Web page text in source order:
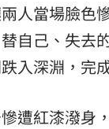
人當場臉色
自己、失去
入深淵，完
遭紅漆潑身